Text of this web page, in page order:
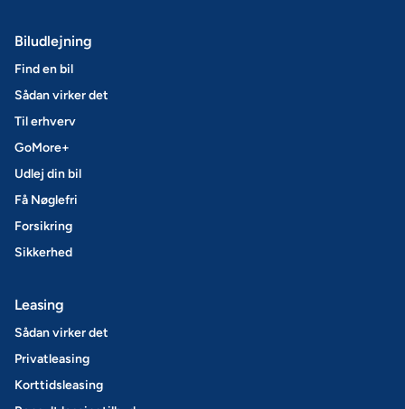
Biludlejning
Find en bil
Sådan virker det
Til erhverv
GoMore+
Udlej din bil
Få Nøglefri
Forsikring
Sikkerhed
Leasing
Sådan virker det
Privatleasing
Korttidsleasing